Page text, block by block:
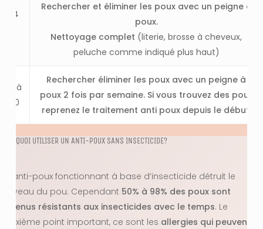
14
Rechercher et éliminer les poux avec un peigne à
poux.
Nettoyage complet (literie, brosse à cheveux,
peluche comme indiqué plus haut)
15 à
30
Rechercher éliminer les poux avec un peigne à
poux 2 fois par semaine. Si vous trouvez des poux
reprenez le traitement anti poux depuis le début.
UTILISER UN ANTI-POUX SANS INSECTICIDE?
anti-poux fonctionnant à base d’insecticide détruit le
du pou. Cependant 50% à 98% des poux sont
résistants aux insecticides avec le temps. Le
point important, ce sont les allergies qui peuvent